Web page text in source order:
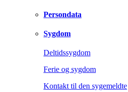
Persondata
Sygdom
Deltidssygdom
Ferie og sygdom
Kontakt til den sygemeldte